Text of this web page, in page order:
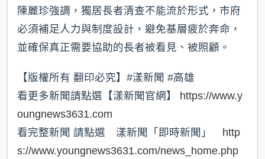
陳麗珍強調，獨居長者清查不能流於形式，市府
必須補足人力與制度設計，避免基層疲於奔命，
並確保真正需要協助的長者被看見、被照顧。
【版權所有 翻印必究】#漾新聞 #高雄
看更多新聞請點選【漾新聞官網】 https://www.y
oungnews3631.com
看完整新聞 請點選 漾新聞「即時新聞」 http
s://www.youngnews3631.com/news_home.php